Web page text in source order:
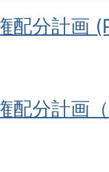
配分計画
配分計画